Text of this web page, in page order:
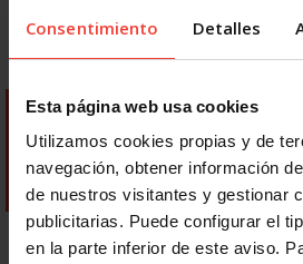
Consentimiento Detalles
Esta página web usa cookies
Utilizamos cookies propias y de
navegación, obtener información
de nuestros visitantes y gestionar
publicitarias. Puede configurar el
en la parte inferior de este aviso.